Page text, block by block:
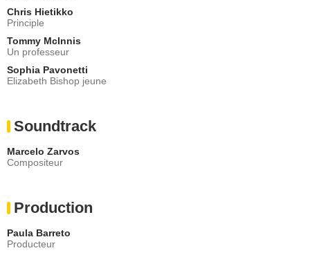
Chris Hietikko
Principle
Tommy McInnis
Un professeur
Sophia Pavonetti
Elizabeth Bishop jeune
Soundtrack
Marcelo Zarvos
Compositeur
Production
Paula Barreto
Producteur